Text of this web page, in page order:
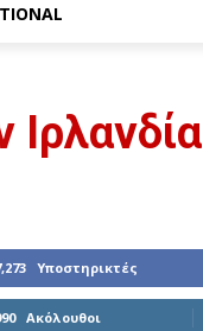
Υποστηρικτές
Ακόλουθοι